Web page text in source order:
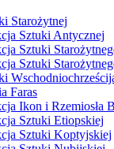
Starożytnej
Sztuki Antycznej
Sztuki
Sztuki
Faras
Ikon i Rzemiosła
Sztuki Etiopskiej
Sztuki Koptyjskiej